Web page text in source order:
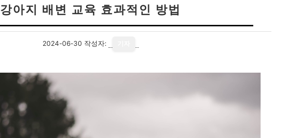
강아지 배변 교육 효과적인 방법
2024-06-30 작성자: